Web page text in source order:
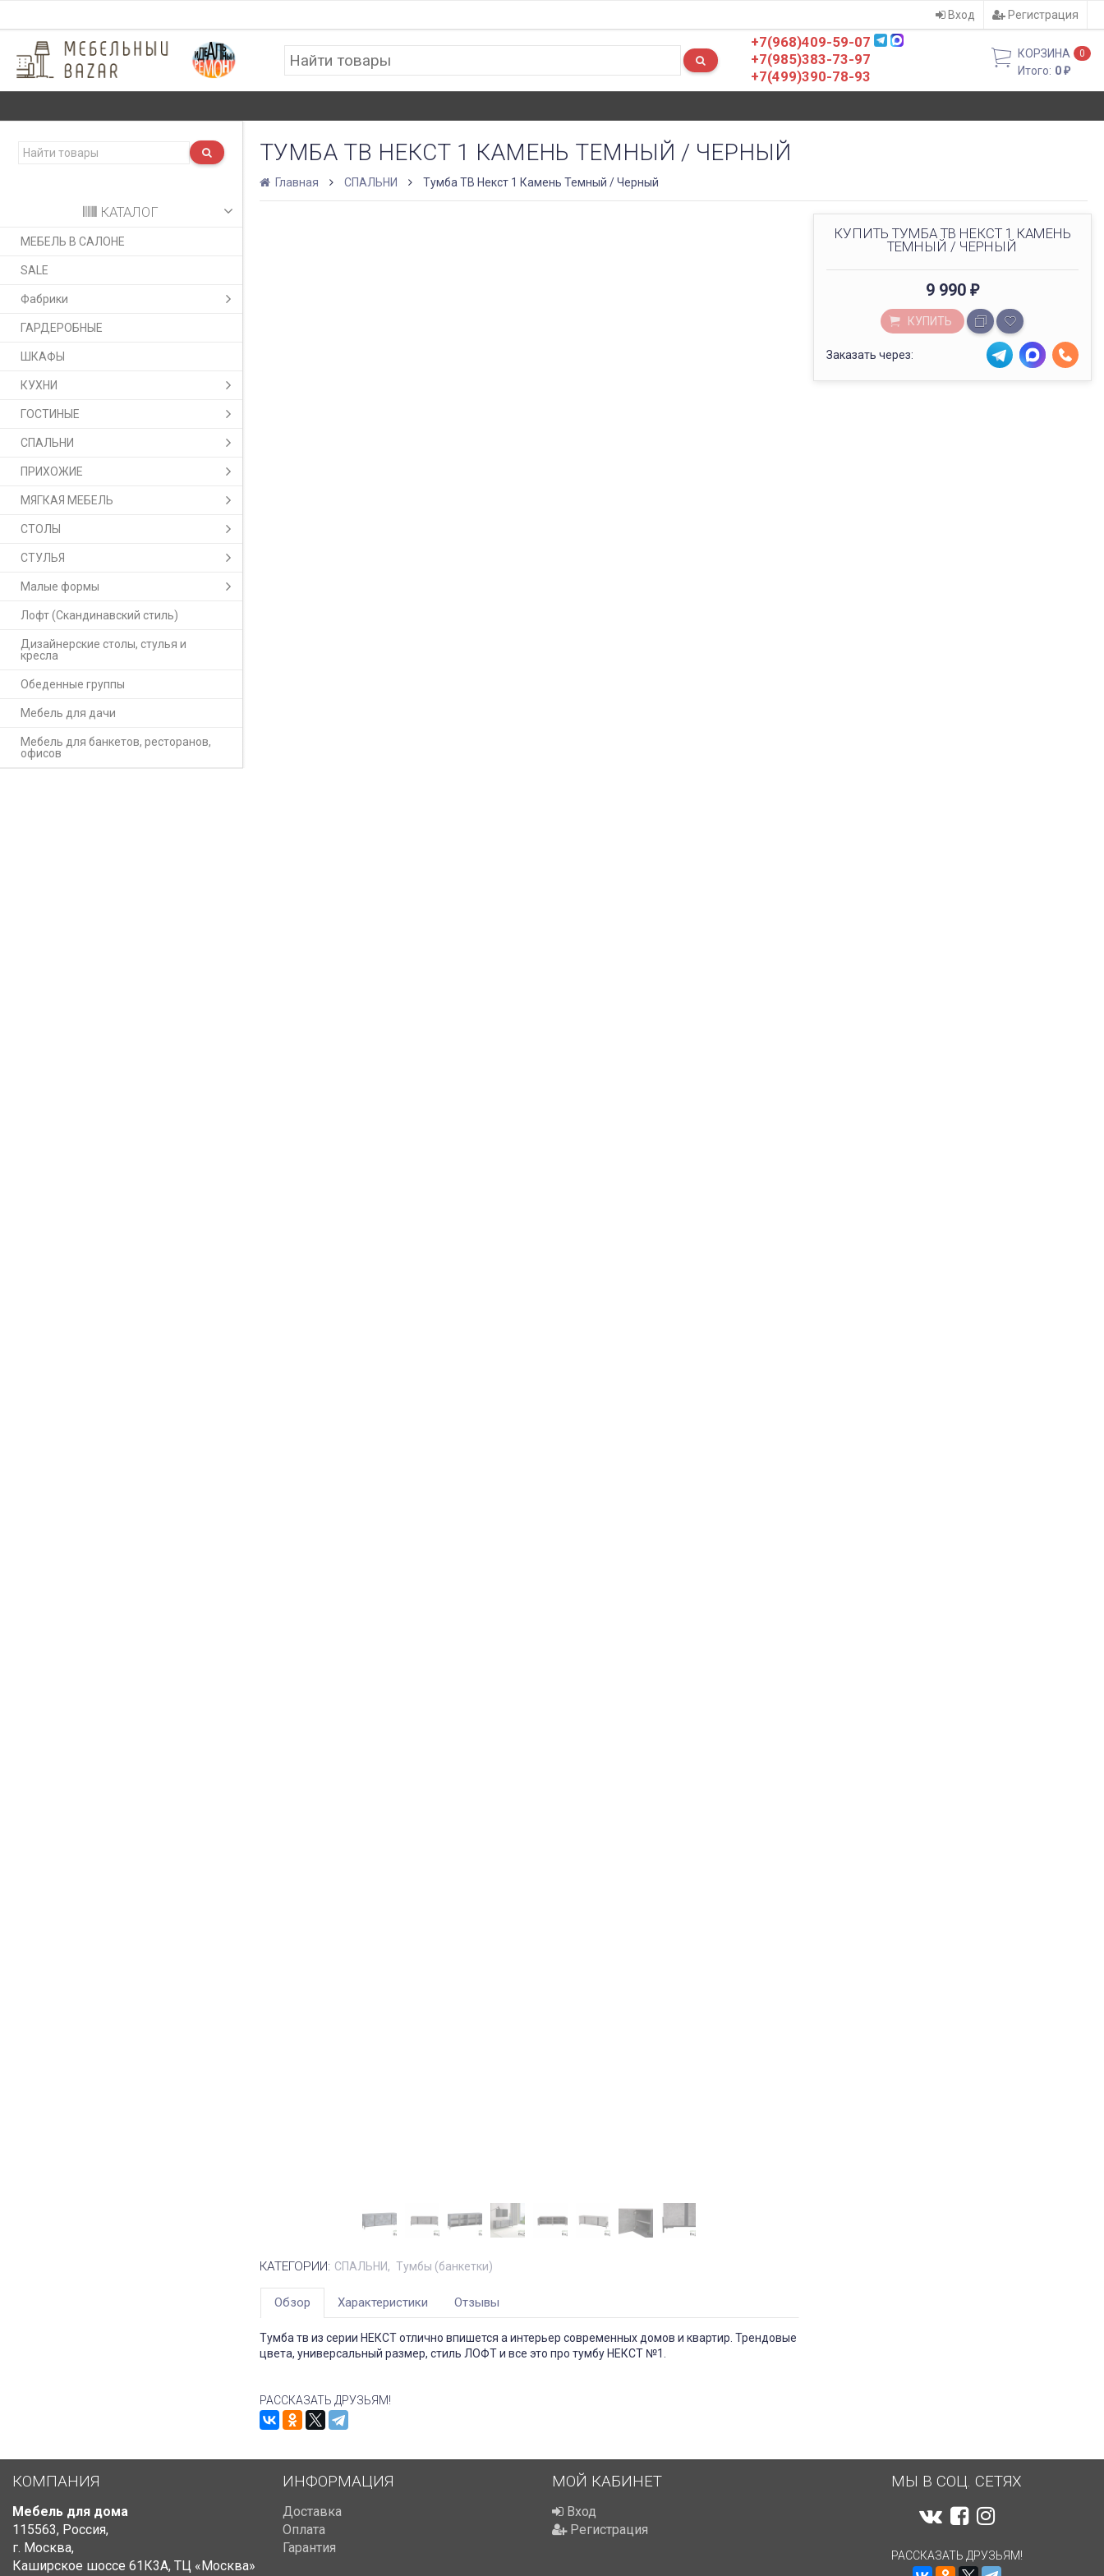
Вход Регистрация
+7(968)409-59-07
+7(985)383-73-97
+7(499)390-78-93
КОРЗИНА 0
Итого: 0₽
КАТАЛОГ
МЕБЕЛЬ В САЛОНЕ
SALE
Фабрики
ГАРДЕРОБНЫЕ
ШКАФЫ
КУХНИ
ГОСТИНЫЕ
СПАЛЬНИ
ПРИХОЖИЕ
МЯГКАЯ МЕБЕЛЬ
СТОЛЫ
СТУЛЬЯ
Малые формы
Лофт (Скандинавский стиль)
Дизайнерские столы, стулья и
кресла
Обеденные группы
Мебель для дачи
Мебель для банкетов, ресторанов,
офисов
ТУМБА ТВ НЕКСТ 1 КАМЕНЬ ТЕМНЫЙ / ЧЕРНЫЙ
Главная СПАЛЬНИ Тумба ТВ Некст 1 Камень Темный / Черный
КУПИТЬ ТУМБА ТВ НЕКСТ 1 КАМЕНЬ
ТЕМНЫЙ / ЧЕРНЫЙ
9 990 ₽
КУПИТЬ
Заказать через:
КАТЕГОРИИ: СПАЛЬНИ Тумбы (банкетки)
Обзор Характеристики Отзывы
Тумба тв из серии НЕКСТ отлично впишется а интерьер современных домов и квартир. Трендовые
цвета, универсальный размер, стиль ЛОФТ и все это про тумбу НЕКСТ №1.
РАССКАЗАТЬ ДРУЗЬЯМ!
КОМПАНИЯ
Мебель для дома
115563, Россия,
г. Москва,
Каширское шоссе 61К3А, ТЦ «Москва»
ИНФОРМАЦИЯ
Доставка
Оплата
Гарантия
МОЙ КАБИНЕТ
Вход
Регистрация
МЫ В СОЦ. СЕТЯХ
РАССКАЗАТЬ ДРУЗЬЯМ!